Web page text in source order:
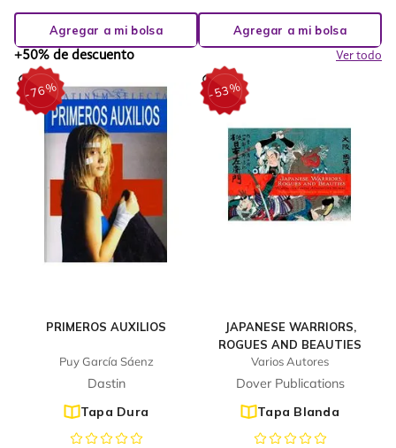
Agregar a mi bolsa
Agregar a mi bolsa
+50% de descuento
Ver todo
PRIMEROS AUXILIOS
Puy García Sáenz
Dastin
Tapa Dura
-76%
JAPANESE WARRIORS,
ROGUES AND BEAUTIES
Varios Autores
Dover Publications
Tapa Blanda
-53%